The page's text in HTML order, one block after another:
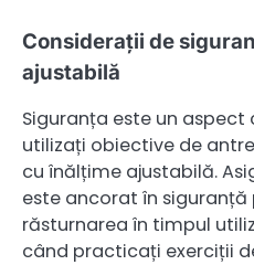
Considerații de
ajustabilă
Siguranța este un
utilizați obiective de
cu înălțime ajustabilă.
este ancorat în siguranță
răsturnarea în timpul
când practicați exerciții